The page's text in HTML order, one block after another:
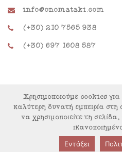
info@onomataki.com
(+30) 210 7565 938
(+30) 697 1608 587
© Copyright 2022.
Χρησιμοποιούμε cookies
καλύτερη δυνατή εμπειρία
να χρησιμοποιείτε τη
Εντάξει